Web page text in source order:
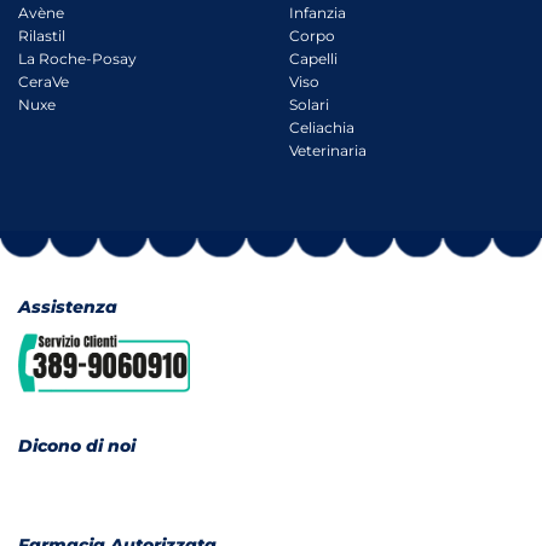
Avène
Rilastil
La Roche-Posay
CeraVe
Nuxe
Infanzia
Corpo
Capelli
Viso
Solari
Celiachia
Veterinaria
Assistenza
Dicono di noi